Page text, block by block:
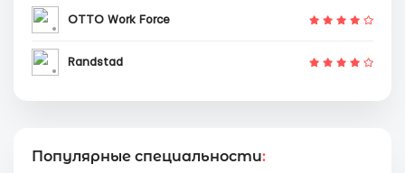
OTTO Work Force
Randstad
Популярные специальности: